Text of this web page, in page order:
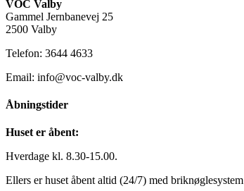
VOC Valby
Gammel Jernbanevej 25
2500 Valby
Telefon: 3644 4633
Email: info@voc-valby.dk
Åbningstider
Huset er åbent:
Hverdage kl. 8.30-15.00.
Ellers er huset åbent altid (24/7) med briknøglesystem